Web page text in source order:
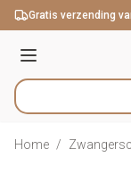
Ga naar de inhoud
Gratis verzending
Menu
Product, merk,
Home /